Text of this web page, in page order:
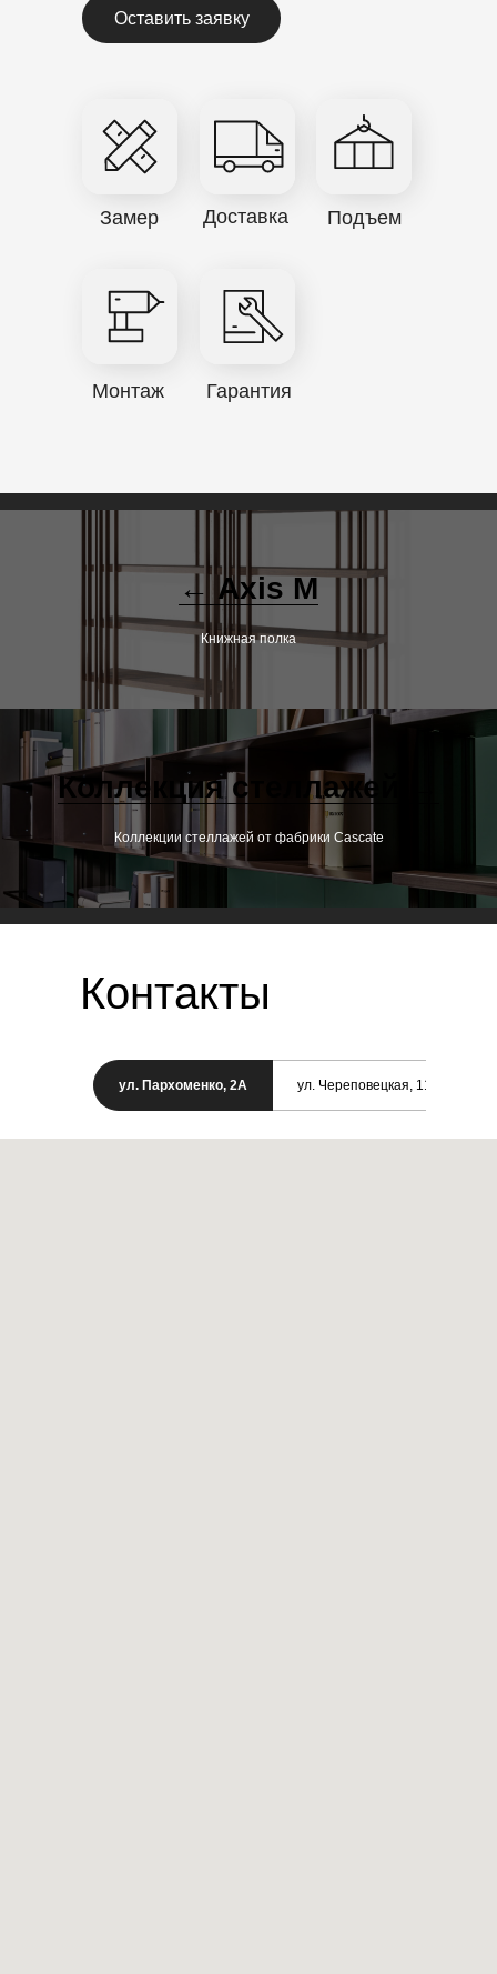
Замер Доставка Подъем
Монтаж Гарантия
Оставить заявку
← Axis M
Книжная полка
Коллекция стеллажей →
Коллекции стеллажей от фабрики Cascate
Контакты
ул. Пархоменко, 2А ул. Череповецкая, 11/1